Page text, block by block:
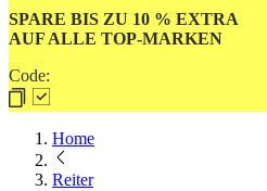
SPARE BIS ZU 10 % EXTRA
AUF ALLE TOP-MARKEN
Code:
Home
Reiter